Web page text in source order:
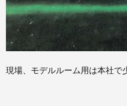
現場、モデルルーム用は本社で